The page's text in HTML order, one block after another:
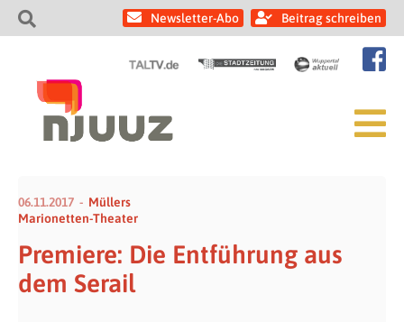
Newsletter-Abo Beitrag schreiben
06.11.2017
Müllers
Marionetten-Theater
Premiere: Die Entführung aus
dem Serail